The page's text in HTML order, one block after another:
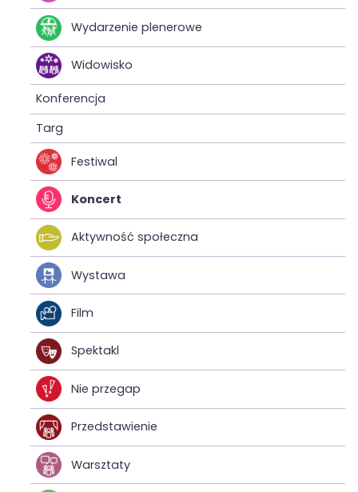
Wydarzenie plenerowe
Widowisko
Konferencja
Targ
Festiwal
Koncert
Aktywność społeczna
Wystawa
Film
Spektakl
Nie przegap
Przedstawienie
Warsztaty